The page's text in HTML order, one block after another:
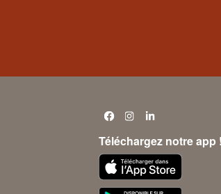
Téléchargez notre app !